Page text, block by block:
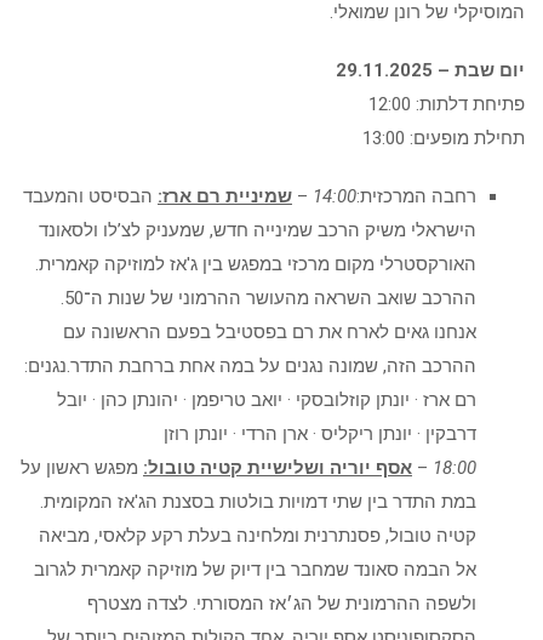
המוסיקלי של רונן שמואלי.
יום שבת – 29.11.2025
פתיחת דלתות: 12:00
תחילת מופעים: 13:00
רחבה המרכזית:14:00
– שמיניית רם ארז: הבסיסט והמעבד
הישראלי משיק הרכב שמינייה חדש, שמעניק לצ’לו ולסאונד
האורקסטרלי מקום מרכזי במפגש בין ג'אז למוזיקה קאמרית.
ההרכב שואב השראה מהעושר ההרמוני של שנות ה־50.
אנחנו גאים לארח את רם בפסטיבל בפעם הראשונה עם
ההרכב הזה, שמונה נגנים על במה אחת ברחבת התדר.נגנים:
רם ארז · יונתן קוזלובסקי · יואב טריפמן · יהונתן כהן · יובל
דרבקין · יונתן ריקליס · ארן הרדי · יונתן רוזן
18:00
– אסף יוריה ושלישיית קטיה טובול: מפגש ראשון על
במת התדר בין שתי דמויות בולטות בסצנת הג'אז המקומית.
קטיה טובול, פסנתרנית ומלחינה בעלת רקע קלאסי, מביאה
אל הבמה סאונד שמחבר בין דיוק של מוזיקה קאמרית לגרוב
ולשפה ההרמונית של הג׳אז המסורתי. לצדה מצטרף